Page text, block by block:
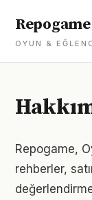
Repogame
OYUN &
Repogame,
rehberler,